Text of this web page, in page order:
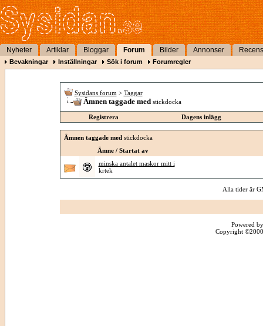
Nyheter Artiklar Bloggar Forum Bilder Annonser
Bevakningar Inställningar Sök i forum Forumregler
Sysidans forum > Taggar
Ämnen taggade med stickdocka
Registrera Dagens inlägg
Ämnen taggade med stickdocka
Ämne / Startat av
minska antalet maskor mitt i
krtek
Alla tider är
Powered
Copyright